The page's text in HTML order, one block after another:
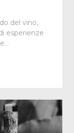
del vino,
esperienze